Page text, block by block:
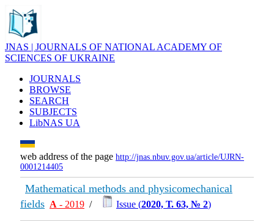
JNAS | JOURNALS OF NATIONAL ACADEMY OF
SCIENCES OF UKRAINE
JOURNALS
BROWSE
SEARCH
SUBJECTS
LibNAS UA
web address of the page http://jnas.nbuv.gov.ua/article/UJRN-
0001214405
Mathematical methods and physicomechanical
fields А - 2019 / Issue (2020, Т. 63, № 2)